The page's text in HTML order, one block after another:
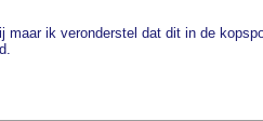
maar ik veronderstel dat dit in de